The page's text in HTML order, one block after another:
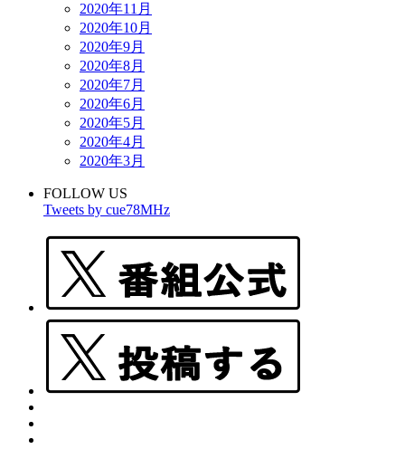
2020年11月
2020年10月
2020年9月
2020年8月
2020年7月
2020年6月
2020年5月
2020年4月
2020年3月
FOLLOW US
Tweets by cue78MHz